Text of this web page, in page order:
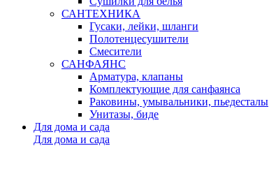
САНТЕХНИКА
Гусаки, лейки, шланги
Полотенцесушители
Смесители
САНФАЯНС
Арматура, клапаны
Комплектующие для санфаянса
Раковины, умывальники, пьедесталы
Унитазы, биде
Для дома и сада
Для дома и сада